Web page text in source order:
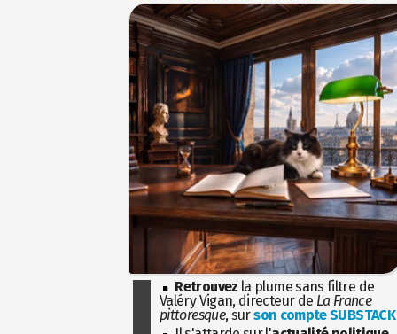
Retrouvez la plume sans filtre de
Valéry Vigan, directeur de La France
pittoresque, surson compte SUBSTACK